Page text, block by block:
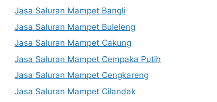
Jasa Saluran Mampet Bangli
Jasa Saluran Mampet Buleleng
Jasa Saluran Mampet Cakung
Jasa Saluran Mampet Cempaka Putih
Jasa Saluran Mampet Cengkareng
Jasa Saluran Mampet Cilandak